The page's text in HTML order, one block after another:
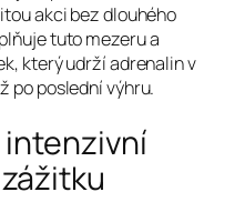
akci bez dlouhého
tuto mezeru a
který udrží adrenalin v
po poslední výhru.
intenzivní